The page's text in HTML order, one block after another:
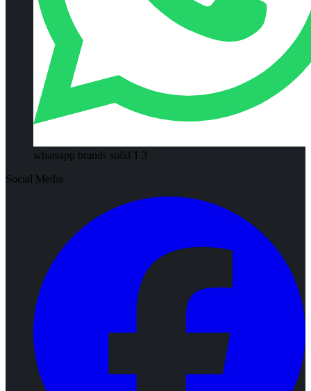
whatsapp brands solid 1 3
Social Media